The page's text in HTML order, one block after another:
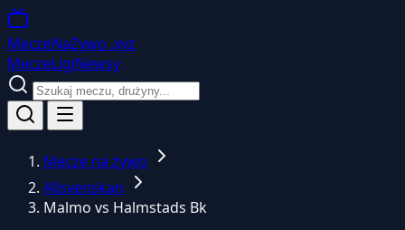
MeczeNaZywo .xyz
MeczeLigiNewsy
Mecze na żywo
Allsvenskan
Malmo vs Halmstads Bk